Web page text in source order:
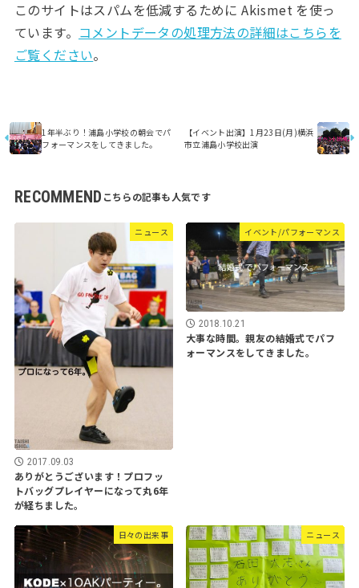
このサイトはスパムを低減するために Akismet を使っ
ています。 コメントデータの処理方法の詳細はこちらを
ご覧ください。
1年半ぶり！浦島小学校の朝会でパ
フォーマンスをしてきました。
【イベント出演】1月23日(月)横浜
市立浦島小学校出演
RECOMMEND
ニュース
2017.09.03
ありがとうございます！プロフッ
トバッグプレイヤーになって丸6年
が経ちました。
イベント/パフォーマンス
2018.10.21
大事な時間。親友の結婚式でパフ
ォーマンスをしてきました。
日々の出来事 ニュース